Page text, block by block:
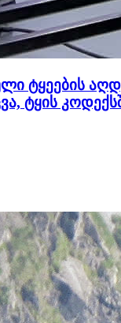
ტყეების
ტყის